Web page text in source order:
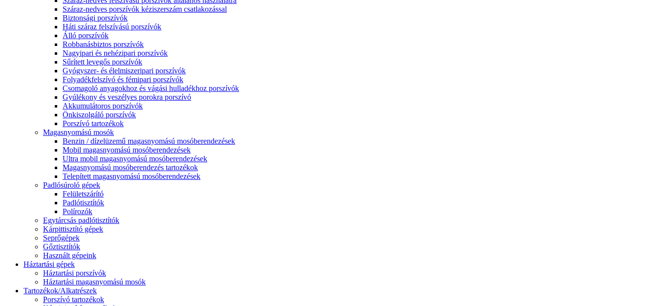
Száraz-nedves porszívók kéziszerszám csatlakozással
Biztonsági porszívók
Háti száraz felszívású porszívók
Álló porszívók
Robbanásbiztos porszívók
Nagyipari és nehézipari porszívók
Sűrített levegős porszívók
Gyógyszer- és élelmiszeripari porszívók
Folyadékfelszívó és fémipari porszívók
Csomagoló anyagokhoz és vágási hulladékhoz porszívók
Gyúlékony és veszélyes porokra porszívó
Akkumulátoros porszívók
Önkiszolgáló porszívók
Porszívó tartozékok
Magasnyomású mosók
Benzin / dízelüzemű magasnyomású mosóberendezések
Mobil magasnyomású mosóberendezések
Ultra mobil magasnyomású mosóberendezések
Magasnyomású mosóberendezés tartozékok
Telepített magasnyomású mosóberendezések
Padlósúroló gépek
Felületszárító
Padlótisztítók
Polírozók
Egytárcsás padlótisztítók
Kárpittisztító gépek
Seprőgépek
Gőztisztítók
Használt gépeink
Háztartási gépek
Háztartási porszívók
Háztartási magasnyomású mosók
Tartozékok/Alkatrészek
Porszívó tartozékok